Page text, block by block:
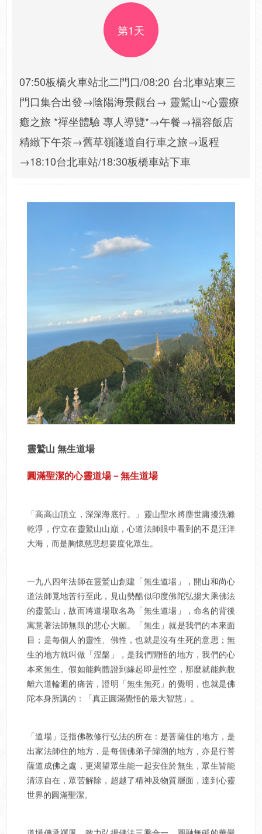
第1天
07:50板橋火車站北二門口/08:20 台北車站東三
門口集合出發→陰陽海景觀台→ 靈鷲山~心靈療
癒之旅 *禪坐體驗 專人導覽*→午餐→福容飯店
精緻下午茶→舊草嶺隧道自行車之旅→返程
→18:10台北車站/18:30板橋車站下車
靈鷲山 無生道場
圓滿聖潔的心靈道場－無生道場
「高高山頂立，深深海底行。」靈山聖水將塵世庸擾洗滌
乾淨，佇立在靈鷲山山巔，心道法師眼中看到的不是汪洋
大海，而是胸懷慈悲想要度化眾生。
一九八四年法師在靈鷲山創建「無生道場」，開山和尚心
道法師覓地苦行至此，見山勢酷似印度佛陀弘揚大乘佛法
的靈鷲山，故而將道場取名為「無生道場」，命名的背後
寓意著法師無限的悲心大願。「無生」就是我們的本來面
目；是每個人的靈性、佛性，也就是沒有生死的意思；無
生的地方就叫做「涅槃」，是我們開悟的地方，我們的心
本來無生。假如能夠體證到緣起即是性空，那麼就能夠脫
離六道輪迴的痛苦，證明「無生無死」的覺明，也就是佛
陀本身所講的：「真正圓滿覺悟的最大智慧」。
「道場」泛指佛教修行弘法的所在：是菩薩住的地方，是
出家法師住的地方，是每個佛弟子歸溯的地方，亦是行菩
薩道成佛之處，更渴望眾生能一起安住於無生，眾生皆能
清涼自在，眾苦解除，超越了精神及物質層面，達到心靈
世界的圓滿聖潔。
道場傳承禪風，致力弘揚佛法三乘合一、圓融無礙的華嚴